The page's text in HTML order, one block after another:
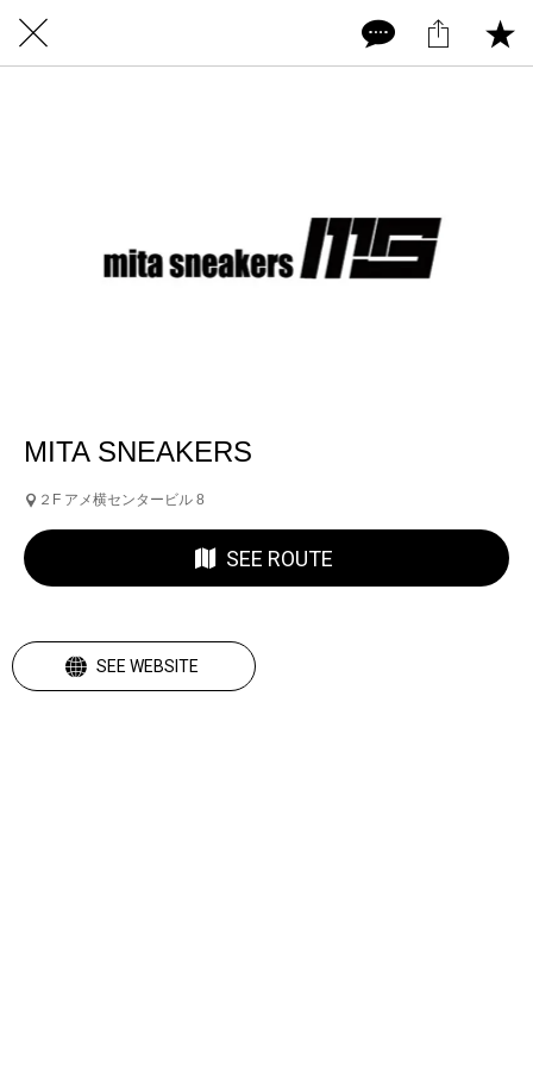
MITA SNEAKERS
２F アメ横センタービル 8
SEE ROUTE
SEE WEBSITE